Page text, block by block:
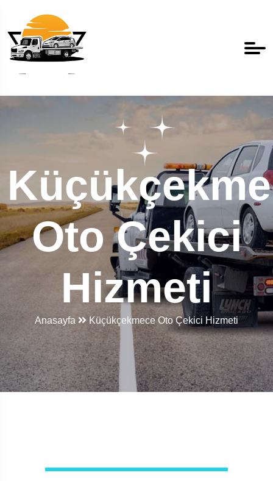
Oto Çekici
Hizmeti
Anasayfa Küçükçekmece Oto Çekici Hizmeti